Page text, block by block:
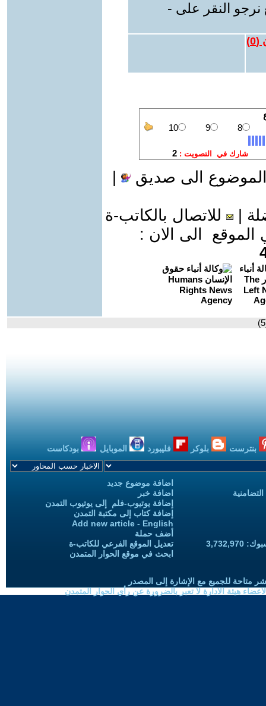
نرجو النقر على -
(
0
)
الى صديق
للاتصال بالكاتب-ة
الى الان :
بنترست بلوكر فليبورد الموبايل بودكاست
اضافة موضوع جديد
اضافة خبر
إضافة يوتيوب-فلم إلى يوتيوب التمدن
إضافة كتاب إلى مكتبة التمدن
Add new article - English
أضف حملة
تعديل الموقع الفرعي للكاتب-ة
ابحث في موقع الحوار المتمدن
متاحة للجميع مع الإشارة إلى المصدر
هيئة الادارة لا تعبر بالضرورة عن رأي الحوار المتمدن